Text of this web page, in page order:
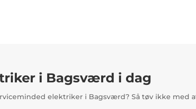
i Bagsværd i dag
elektriker i Bagsværd? Så tøv ikke med